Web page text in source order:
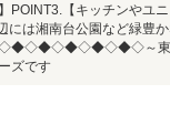
POINT3.【キッチンやユ
には湘南台公園など緑豊
～東急リバブ
ズです